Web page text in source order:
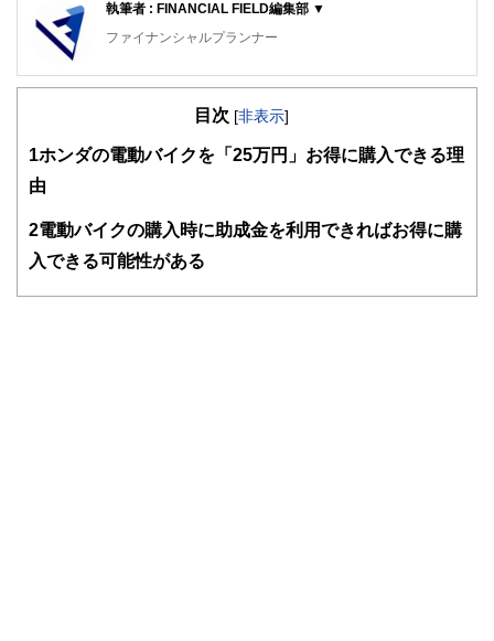
執筆者 : FINANCIAL FIELD編集部 ▼
ファイナンシャルプランナー
FinancialField編集部は、金融、経済に関する記事を、日々
知識がない方でも理解できるようわかりやすく発信していま
関わることで、読者目線のコンテンツを追求しています。
FinancialFieldの特徴は、ファイナンシャルプランナー、弁
目次 [非表示]
1 ホンダの電動バイクを「25万円」お得に購入できる理
由
2電動バイクの購入時に助成金を利用できればお得に購
入できる可能性がある